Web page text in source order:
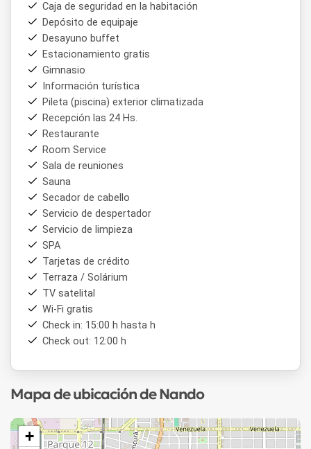
Caja de seguridad en la habitación
Depósito de equipaje
Desayuno buffet
Estacionamiento gratis
Gimnasio
Información turística
Pileta (piscina) exterior climatizada
Recepción las 24 Hs.
Restaurante
Room Service
Sala de reuniones
Sauna
Secador de cabello
Servicio de despertador
Servicio de limpieza
SPA
Tarjetas de crédito
Terraza / Solárium
TV satelital
Wi-Fi gratis
Check in: 15:00 h hasta h
Check out: 12:00 h
Mapa de ubicación de Nando
+